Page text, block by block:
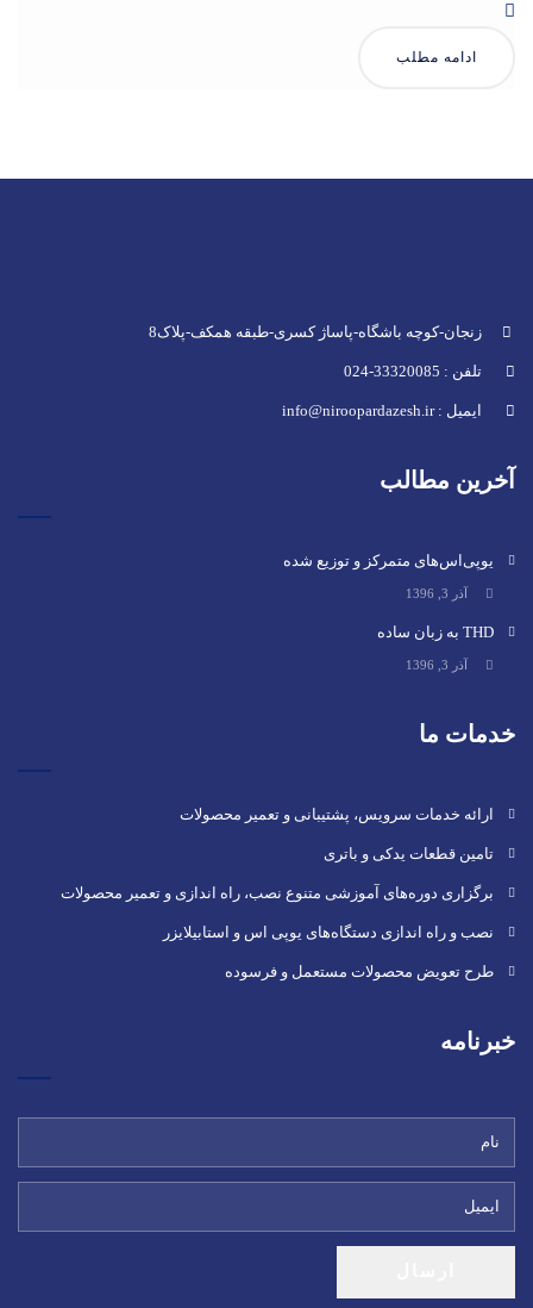
ادامه مطلب
زنجان-کوچه باشگاه-پاساژ کسری-طبقه همکف-پلاک8
تلفن : 33320085-024
ایمیل : info@niroopardazesh.ir
آخرین مطالب
یوپی‌اس‌های متمرکز و توزیع شده
آذر 3, 1396
THD به زبان ساده
آذر 3, 1396
خدمات ما
ارائه خدمات سرویس، پشتیبانی و تعمیر محصولات
تامین قطعات یدکی و باتری
برگزاری دوره‌های آموزشی متنوع نصب، راه اندازی و تعمیر محصولات
نصب و راه‌ اندازی دستگاه‌های یوپی اس و استابیلایزر
طرح تعویض محصولات مستعمل و فرسوده
خبرنامه